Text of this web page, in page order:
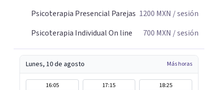
Psicoterapia Presencial Parejas 1200 MXN / sesión
Psicoterapia Individual On line
700 MXN / sesión
Lunes, 10 de agosto Más horas
16:05 17:15
18:25